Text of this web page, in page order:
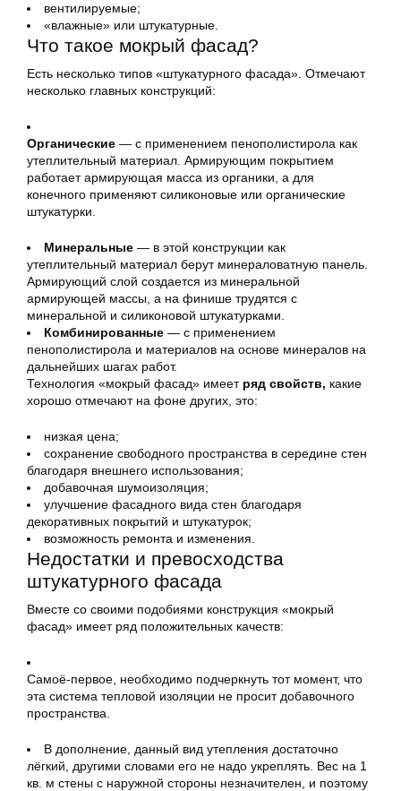
вентилируемые;
«влажные» или штукатурные.
Что такое мокрый фасад?
Есть несколько типов «штукатурного фасада». Отмечают
несколько главных конструкций:
Органические — с применением пенополистирола как
утеплительный материал. Армирующим покрытием
работает армирующая масса из органики, а для
конечного применяют силиконовые или органические
штукатурки.
Минеральные — в этой конструкции как
утеплительный материал берут минераловатную панель.
Армирующий слой создается из минеральной
армирующей массы, а на финише трудятся с
минеральной и силиконовой штукатурками.
Комбинированные — с применением
пенополистирола и материалов на основе минералов на
дальнейших шагах работ.
Технология «мокрый фасад» имеет ряд свойств, какие
хорошо отмечают на фоне других, это:
низкая цена;
сохранение свободного пространства в середине стен
благодаря внешнего использования;
добавочная шумоизоляция;
улучшение фасадного вида стен благодаря
декоративных покрытий и штукатурок;
возможность ремонта и изменения.
Недостатки и превосходства
штукатурного фасада
Вместе со своими подобиями конструкция «мокрый
фасад» имеет ряд положительных качеств:
Самоё-первое, необходимо подчеркнуть тот момент, что
эта система тепловой изоляции не просит добавочного
пространства.
В дополнение, данный вид утепления достаточно
лёгкий, другими словами его не надо укреплять. Вес на 1
кв. м стены с наружной стороны незначителен, и поэтому